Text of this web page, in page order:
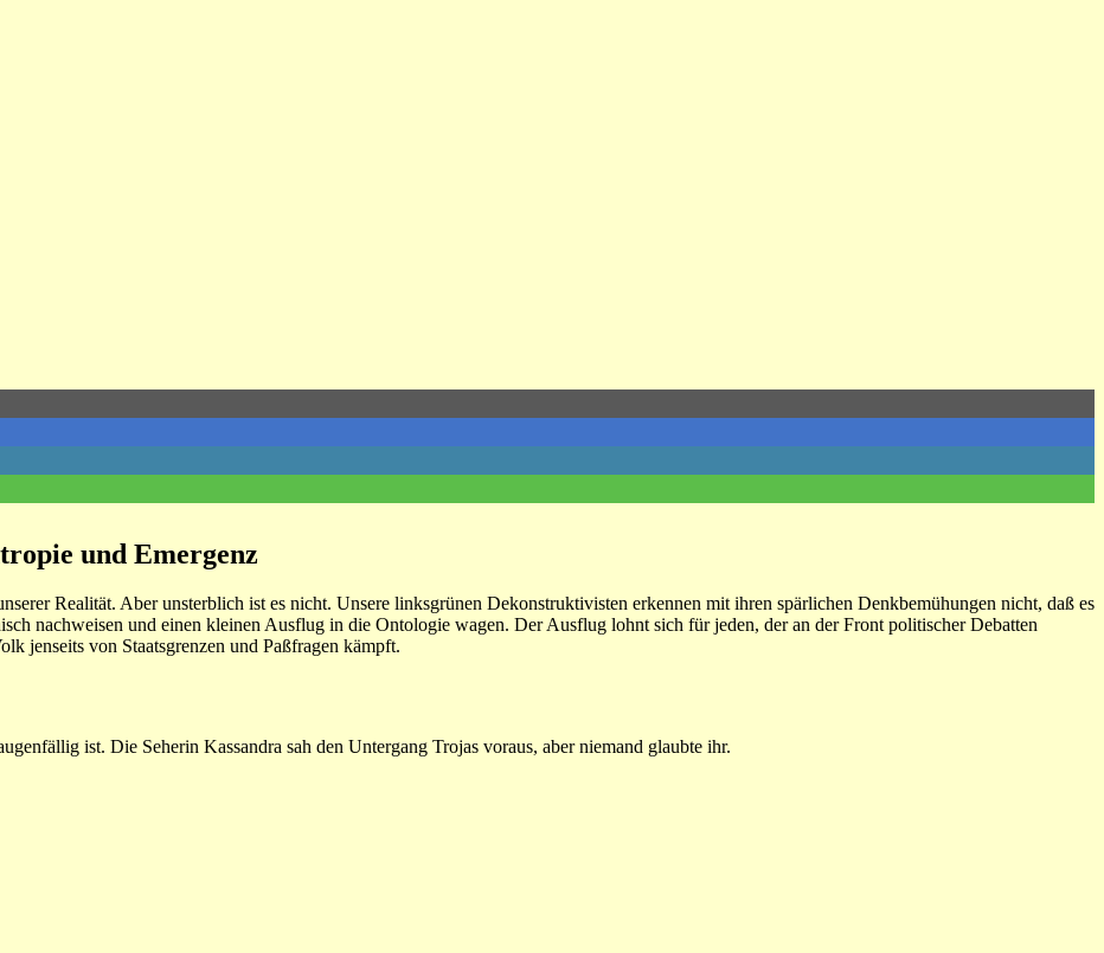
und Emergenz
Realität. Aber unsterblich ist es nicht. Unsere linksgrünen Dekonstruktivisten erkennen mit ihren spärlichen Denkbemühungen nicht, daß es
nachweisen und einen kleinen Ausflug in die Ontologie wagen. Der Ausflug lohnt sich für jeden, der an der Front politischer Debatten
jenseits von Staatsgrenzen und Paßfragen kämpft.
ist. Die Seherin Kassandra sah den Untergang Trojas voraus, aber niemand glaubte ihr.